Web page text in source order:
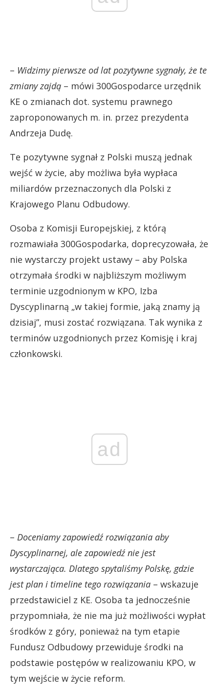
– Widzimy pierwsze od lat pozytywne sygnały, że te
zmiany zajdą – mówi 300Gospodarce urzędnik
KE o zmianach dot. systemu prawnego
zaproponowanych m. in. przez prezydenta
Andrzeja Dudę.
Te pozytywne sygnał z Polski muszą jednak
wejść w życie, aby możliwa była wypłaca
miliardów przeznaczonych dla Polski z
Krajowego Planu Odbudowy.
Osoba z Komisji Europejskiej, z którą
rozmawiała 300Gospodarka, doprecyzowała, że
nie wystarczy projekt ustawy – aby Polska
otrzymała środki w najbliższym możliwym
terminie uzgodnionym w KPO, Izba
Dyscyplinarną „w takiej formie, jaką znamy ją
dzisiaj”, musi zostać rozwiązana. Tak wynika z
terminów uzgodnionych przez Komisję i kraj
członkowski.
ad
– Doceniamy zapowiedź rozwiązania aby
Dyscyplinarnej, ale zapowiedź nie jest
wystarczająca. Dlatego spytaliśmy Polskę, gdzie
jest plan i timeline tego rozwiązania – wskazuje
przedstawiciel z KE. Osoba ta jednocześnie
przypomniała, że nie ma już możliwości wypłat
środków z góry, ponieważ na tym etapie
Fundusz Odbudowy przewiduje środki na
podstawie postępów w realizowaniu KPO, w
tym wejście w życie reform.